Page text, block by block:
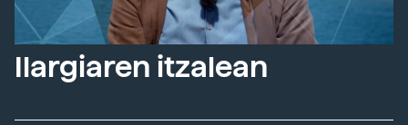
Ilargiaren itzalean